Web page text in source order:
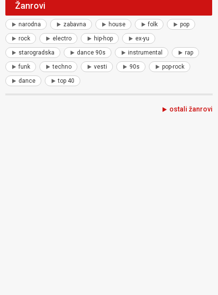
Žanrovi
narodna zabavna house folk pop
rock electro hip-hop ex-yu
starogradska dance 90s instrumental rap
funk techno vesti 90s pop-rock
dance top 40
ostali žanrovi